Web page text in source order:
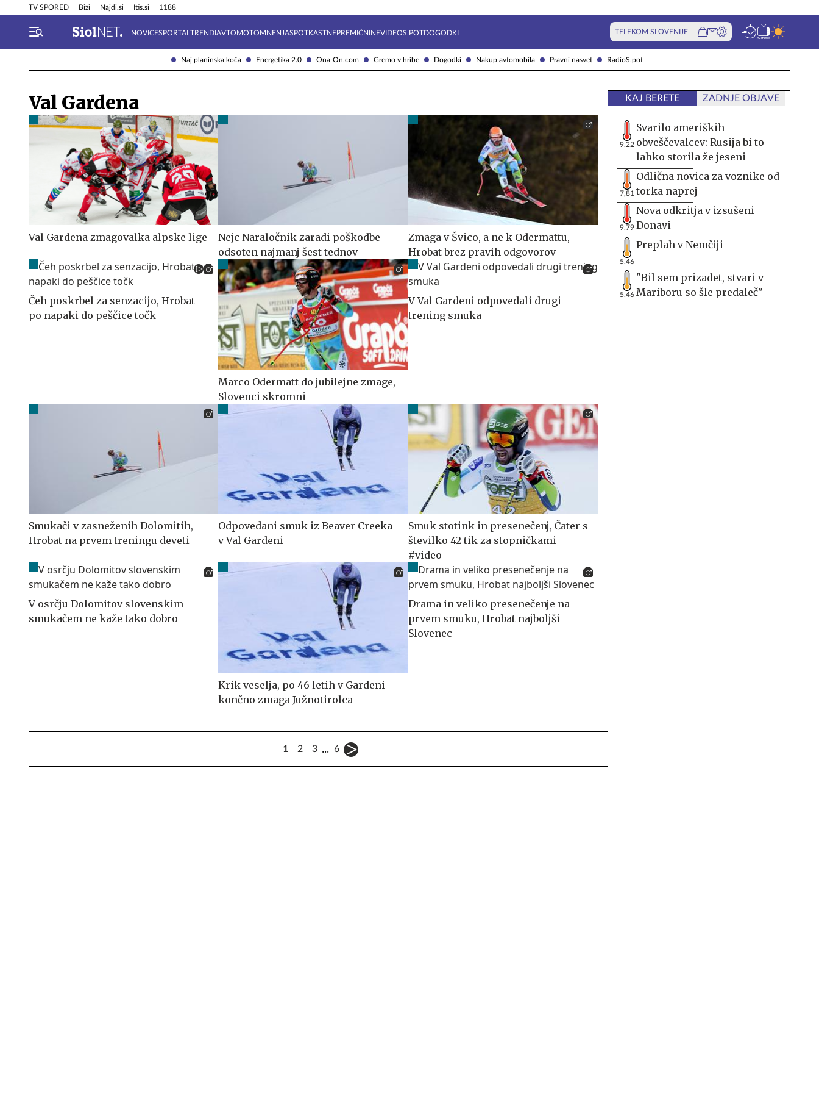
Naj planinska koča Energetika 2.0 Ona-On.com Gremo v hribe Dogodki Nakup avtomobila Pravni nasvet RadioS.pot
TV SPORED Bizi Najdi.si Itis.si 1188
NOVICESPORTAL TRENDIAVTOMOTOMNENJASPOTKASTNEPREMIČNINEVIDEOS.POTDOGODKI TELEKOM SLOVENIJE
Info in obvestila Tehnik
Val Gardena
Val Gardena zmagovalka alpske lige
Nejc Naraločnik zaradi poškodbe
odsoten najmanj šest tednov
Zmaga v Švico, a ne k Odermattu,
Hrobat brez pravih odgovorov
Čeh poskrbel za senzacijo, Hrobat
po napaki do peščice točk
Marco Odermatt do jubilejne zmage,
Slovenci skromni
V Val Gardeni odpovedali drugi
trening smuka
Smukači v zasneženih Dolomitih,
Hrobat na prvem treningu deveti
Odpovedani smuk iz Beaver Creeka
v Val Gardeni
Smuk stotink in presenečenj, Čater s
številko 42 tik za stopničkami
#video
V osrčju Dolomitov slovenskim
smukačem ne kaže tako dobro
Krik veselja, po 46 letih v Gardeni
končno zmaga Južnotirolca
Drama in veliko presenečenje na
prvem smuku, Hrobat najboljši
Slovenec
1 2 3 ... 6
KAJ BERETE ZADNJE OBJAVE
9,22
Svarilo ameriških
obveščevalcev: Rusija bi to
lahko storila že jeseni
7,81
Odlična novica za voznike od
torka naprej
9,79
Nova odkritja v izsušeni
Donavi
5,46
Preplah v Nemčiji
5,46
"Bil sem prizadet, stvari v
Mariboru so šle predaleč"